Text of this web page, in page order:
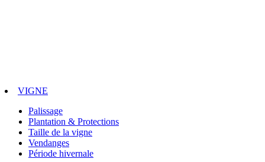
VIGNE
Palissage
Plantation & Protections
Taille de la vigne
Vendanges
Période hivernale